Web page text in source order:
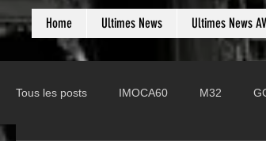
Home Ultimes News Ultimes News AV
Tous les posts IMOCA60 M32